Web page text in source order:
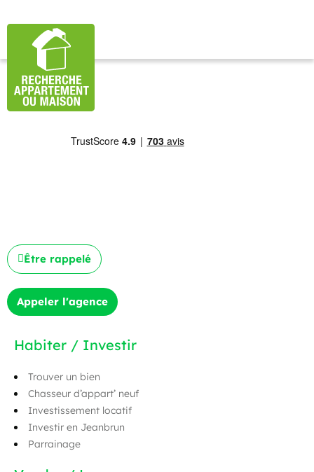
Être rappelé
Appeler l'agence
Habiter / Investir
Trouver un bien
Chasseur d’appart’ neuf
Investissement locatif
Investir en Jeanbrun
Parrainage